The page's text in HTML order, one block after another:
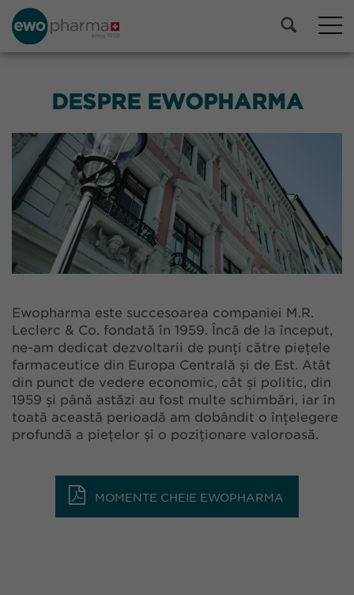
DESPRE EWOPHARMA
Ewopharma este succesoarea companiei M.R.
Leclerc & Co. fondată în 1959. Încă de la început,
ne-am dedicat dezvoltarii de punți către piețele
farmaceutice din Europa Centrală și de Est. Atât
din punct de vedere economic, cât și politic, din
1959 și până astăzi au fost multe schimbări, iar în
toată această perioadă am dobândit o înțelegere
profundă a piețelor și o poziționare valoroasă.
MOMENTE CHEIE EWOPHARMA